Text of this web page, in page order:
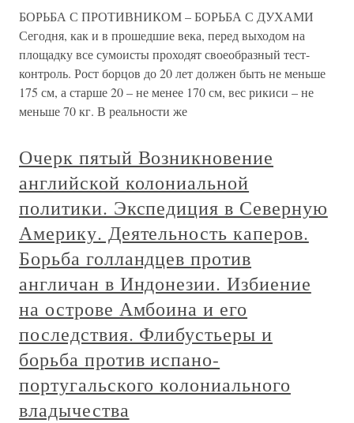
БОРЬБА С ПРОТИВНИКОМ – БОРЬБА С ДУХАМИ
Сегодня, как и в прошедшие века, перед выходом на
площадку все сумоисты проходят своеобразный тест-
контроль. Рост борцов до 20 лет должен быть не меньше
175 см, а старше 20 – не менее 170 см, вес рикиси – не
меньше 70 кг. В реальности же
Очерк пятый Возникновение
английской колониальной
политики. Экспедиция в Северную
Америку. Деятельность каперов.
Борьба голландцев против
англичан в Индонезии. Избиение
на острове Амбоина и его
последствия. Флибустьеры и
борьба против испано-
португальского колониального
владычества